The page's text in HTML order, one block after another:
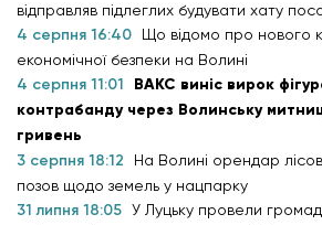
відправляв підлеглих будувати хату
4 серпня 16:40
Що відомо про нового
економічної безпеки на Волині
4 серпня 11:01
ВАКС виніс вирок
контрабанду через Волинську
гривень
3 серпня 18:12
На Волині орендар
позов щодо земель у нацпарку
31 липня 18:05 У Луцьку провели